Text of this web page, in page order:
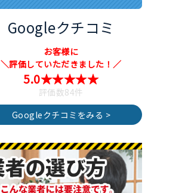
Googleクチコミ
お客様に
＼評価していただきました！／
5.0★★★★★
評価数84件
Googleクチコミをみる >